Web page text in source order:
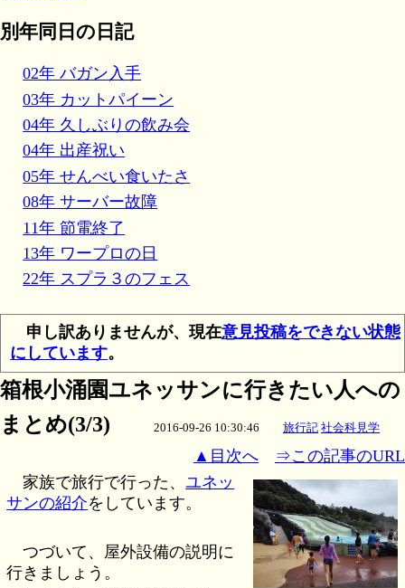
別年同日の日記
02年 バガン入手
03年 カットパイーン
04年 久しぶりの飲み会
04年 出産祝い
05年 せんべい食いたさ
08年 サーバー故障
11年 節電終了
13年 ワープロの日
22年 スプラ３のフェス
申し訳ありませんが、現在意見投稿をできない状態
にしています。
箱根小涌園ユネッサンに行きたい人への
まとめ(3/3)
2016-09-26 10:30:46 旅行記 社会科見学
▲目次へ
⇒この記事のURL
家族で旅行で行った、ユネッ
サンの紹介をしています。
つづいて、屋外設備の説明に
行きましょう。